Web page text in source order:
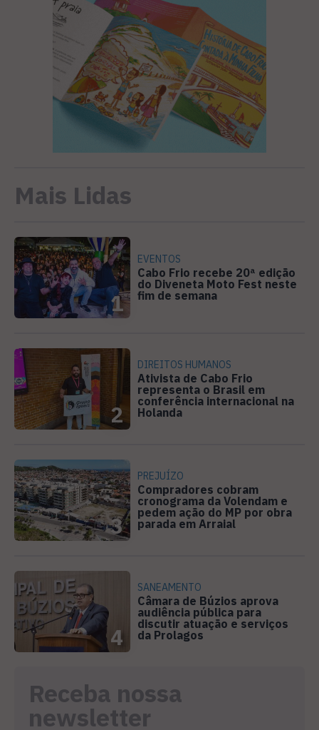
Mais Lidas
1
EVENTOS
Cabo Frio recebe 20ª edição
do Diveneta Moto Fest neste
fim de semana
2
DIREITOS HUMANOS
Ativista de Cabo Frio
representa o Brasil em
conferência internacional na
Holanda
3
PREJUÍZO
Compradores cobram
cronograma da Volendam e
pedem ação do MP por obra
parada em Arraial
4
SANEAMENTO
Câmara de Búzios aprova
audiência pública para
discutir atuação e serviços
da Prolagos
Receba nossa
newsletter